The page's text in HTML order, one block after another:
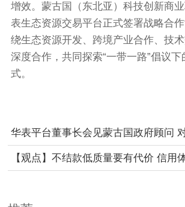
增效。蒙古国（东北亚）科技创新商
表生态资源交易平台正式签署战略合
绕生态资源开发、跨境产业合作、技
深度合作，共同探索“一带一路”倡议
式。
华表平台董事长会见蒙古国政府顾问
及矿业合作
【观点】不结款低质量要有代价 信用